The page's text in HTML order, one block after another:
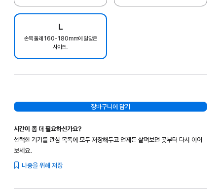
L
손목 둘레 160-180mm에 알맞은
사이즈.
장바구니에 담기
시간이 좀 더 필요하신가요?
선택한 기기를 관심 목록에 모두 저장해두고 언제든 살펴보던 곳부터 다시 이어
보세요.
나중을 위해 저장